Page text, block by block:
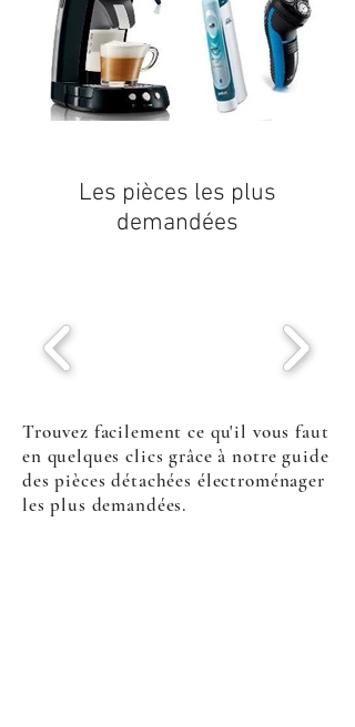
Les pièces les plus
demandées
Trouvez facilement ce qu'il vous faut
en quelques clics grâce à notre guide
des pièces détachées électroménager
les plus demandées.